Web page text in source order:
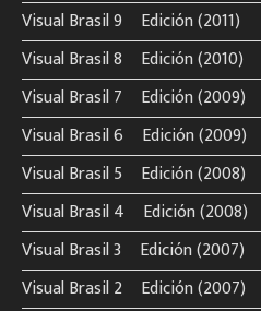
Visual Brasil 9º Edición (2011)
Visual Brasil 8º Edición (2010)
Visual Brasil 7º Edición (2009)
Visual Brasil 6º Edición (2009)
Visual Brasil 5º Edición (2008)
Visual Brasil 4º Edición (2008)
Visual Brasil 3º Edición (2007)
Visual Brasil 2º Edición (2007)